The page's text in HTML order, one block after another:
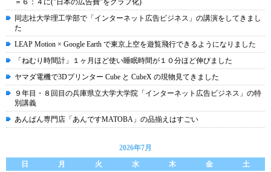
＝６：４に("日本の広告費"をグラフ化)
同志社大学理工学部で「インターネット広告ビジネス」の講演をしてきまし
た
LEAP Motion × Google Earth で東京上空を遊覧飛行できるようになりました
「ねむり時間計」１ヶ月ほど使い睡眠時間が１０分ほど伸びました
ヤマダ電機で3Dプリンター Cube と CubeX の現物見てきました
９年目・８回目の兵庫県立大学大学院「インターネット広告ビジネス」の特
別講義
あんぱん専門店「あんですMATOBA」の品揃えはすごい
2026年7月
日
月 火 水 木 金
土